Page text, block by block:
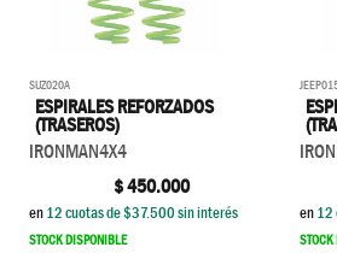
SUZ020A
ESPIRALES REFORZADOS
(TRASEROS)
IRONMAN4X4
$450.000
en12cuotas de $37.500sin interés
STOCK DISPONIBLE
en12